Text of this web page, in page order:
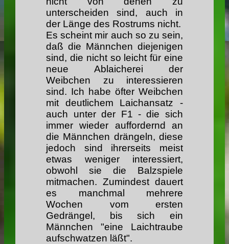
unterscheiden sind, auch in
der Länge des Rostrums nicht.
Es scheint mir auch so zu sein,
daß die Männchen diejenigen
sind, die nicht so leicht für eine
neue Ablaicherei der
Weibchen zu interessieren
sind. Ich habe öfter Weibchen
mit deutlichem Laichansatz -
auch unter der F1 - die sich
immer wieder auffordernd an
die Männchen drängeln, diese
jedoch sind ihrerseits meist
etwas weniger interessiert,
obwohl sie die Balzspiele
mitmachen. Zumindest dauert
es manchmal mehrere
Wochen vom ersten
Gedrängel, bis sich ein
Männchen "eine Laichtraube
aufschwatzen läßt".